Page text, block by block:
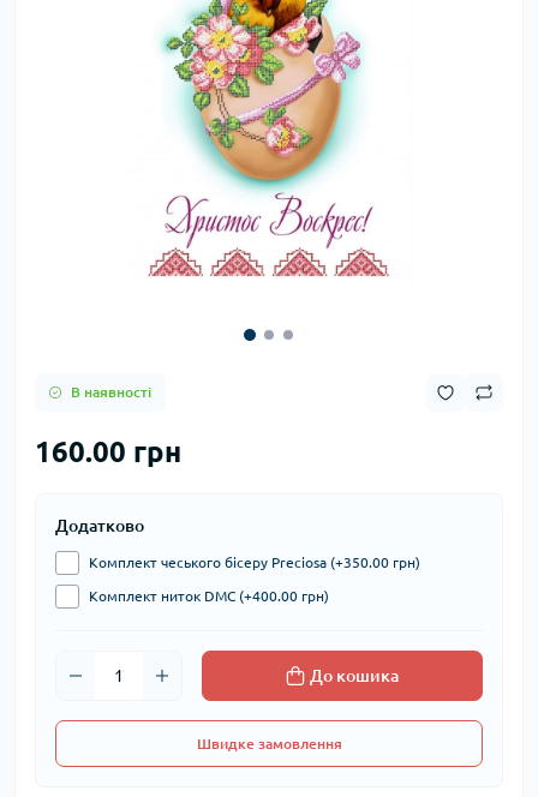
В наявності
160.00 грн
Додатково
Комплект чеського бісеру Preciosa (+350.00 грн)
Комплект ниток DMC (+400.00 грн)
До кошика
Швидке замовлення